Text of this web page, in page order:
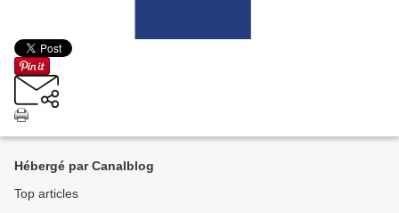
Hébergé par Canalblog
Top articles